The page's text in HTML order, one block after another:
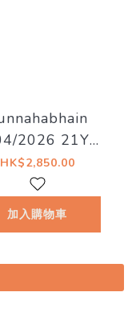
2026 21YO
Decadent
- Old Islay
HK$2,850.00
加入購物車